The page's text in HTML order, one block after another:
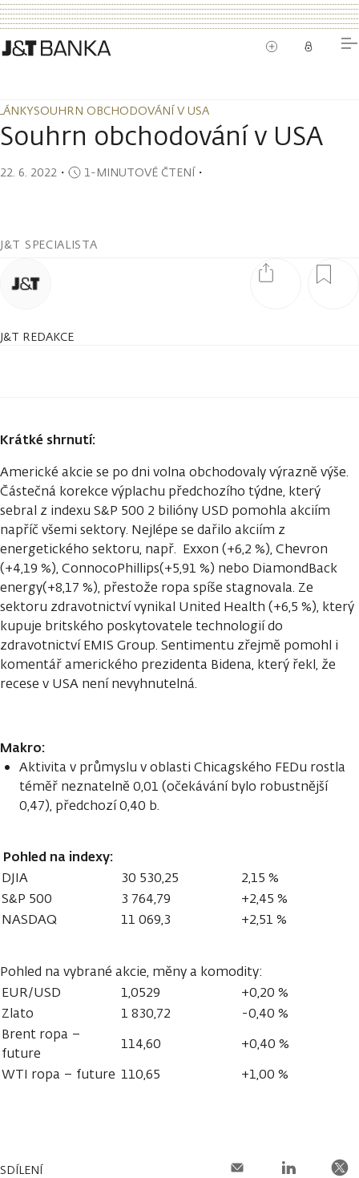
SOUHRN OBCHODOVÁNÍ V USA
SOUHRN OBCHODOVÁNÍ V USA
Souhrn obchodování v USA
22. 6. 2022 ・ 1-MINUTOVÉ ČTENÍ・
J&T SPECIALISTA
J&T REDAKCE
Krátké shrnutí:
Americké akcie se po dni volna obchodovaly výrazně výše.
Částečná korekce výplachu předchozího týdne, který
sebral z indexu S&P 500 2 bilióny USD pomohla akciím
napříč všemi sektory. Nejlépe se dařilo akciím z
energetického sektoru, např. Exxon (+6,2 %), Chevron
(+4,19 %), ConnocoPhillips(+5,91 %) nebo DiamondBack
energy(+8,17 %), přestože ropa spíše stagnovala. Ze
sektoru zdravotnictví vynikal United Health (+6,5 %), který
kupuje britského poskytovatele technologií do
zdravotnictví EMIS Group. Sentimentu zřejmě pomohl i
komentář amerického prezidenta Bidena, který řekl, že
recese v USA není nevyhnutelná.
Makro:
Aktivita v průmyslu v oblasti Chicagského FEDu rostla
téměř neznatelně 0,01 (očekávání bylo robustnější
0,47), předchozí 0,40 b.
Pohled na indexy:
DJIA 30 530,25
2,15 %
S&P 500
3 764,79
+2,45 %
NASDAQ
11 069,3 +2,51 %
Pohled na vybrané akcie, měny a komodity:
EUR/USD
1,0529
+0,20 %
Zlato
1 830,72
-0,40 %
Brent ropa –
future
114,60
+0,40 %
WTI ropa – future 110,65 +1,00 %
SDÍLENÍ